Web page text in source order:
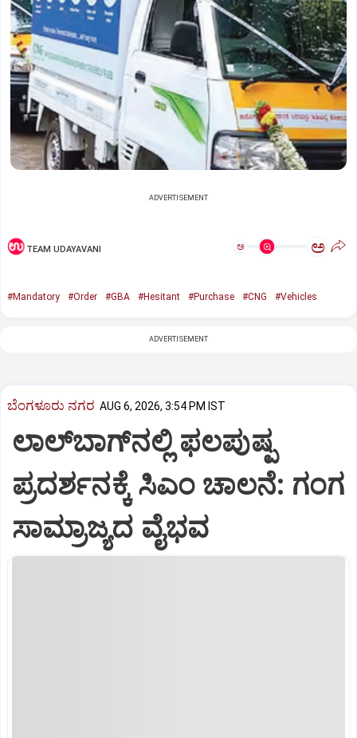
ADVERTISEMENT
TEAM UDAYAVANI ಅ ಅ
#Mandatory #Order #GBA #Hesitant #Purchase #CNG #Vehicles
ADVERTISEMENT
ಬೆಂಗಳೂರು ನಗರ AUG 6, 2026, 3:54 PM IST
ಲಾಲ್‌ಬಾಗ್‌ನಲ್ಲಿ ಫಲಪುಷ್ಪ
ಪ್ರದರ್ಶನಕ್ಕೆ ಸಿಎಂ ಚಾಲನೆ: ಗಂಗ
ಸಾಮ್ರಾಜ್ಯದ ವೈಭವ